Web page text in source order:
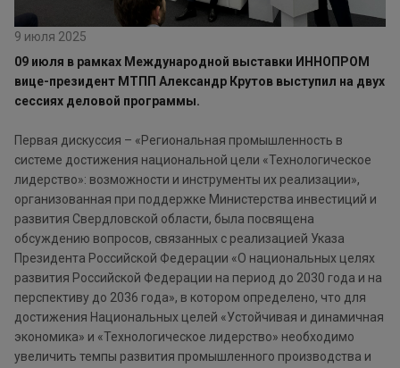
9 июля 2025
09 июля в рамках Международной выставки ИННОПРОМ
вице-президент МТПП Александр Крутов выступил на двух
сессиях деловой программы.
Первая дискуссия – «Региональная промышленность в
системе достижения национальной цели «Технологическое
лидерство»: возможности и инструменты их реализации»,
организованная при поддержке Министерства инвестиций и
развития Свердловской области, была посвящена
обсуждению вопросов, связанных с реализацией Указа
Президента Российской Федерации «О национальных целях
развития Российской Федерации на период до 2030 года и на
перспективу до 2036 года», в котором определено, что для
достижения Национальных целей «Устойчивая и динамичная
экономика» и «Технологическое лидерство» необходимо
увеличить темпы развития промышленного производства и